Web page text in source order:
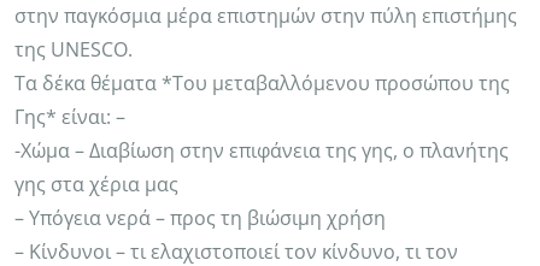
στην παγκόσμια μέρα επιστημών στην πύλη επιστήμης
της UNESCO.
Τα δέκα θέματα *Tου μεταβαλλόμενου προσώπου της
Γης* είναι: –
-Χώμα – Διαβίωση στην επιφάνεια της γης, ο πλανήτης
γης στα χέρια μας
– Υπόγεια νερά – προς τη βιώσιμη χρήση
– Κίνδυνοι – τι ελαχιστοποιεί τον κίνδυνο, τι τον